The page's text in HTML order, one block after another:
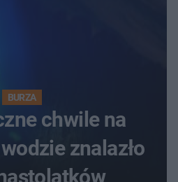
BURZA
chwile na
znalazło